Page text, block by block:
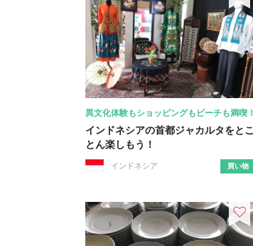
異文化体験もショッピングもビーチも満喫！
インドネシアの首都ジャカルタをとこ
とん楽しもう！
インドネシア 買い物